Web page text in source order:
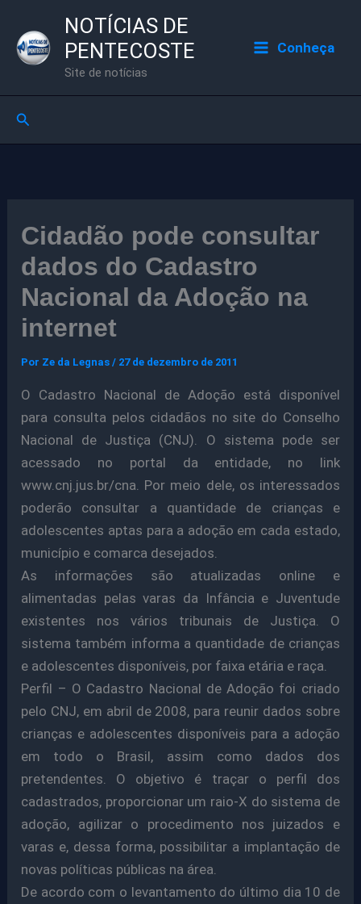
para
NOTÍCIAS DE
PENTECOSTE
Site de notícias
Conheça
Pesquisar
Cidadão pode consultar
dados do Cadastro
Nacional da Adoção na
internet
Por Ze da Legnas/ 27 de dezembro de 2011
O Cadastro Nacional de Adoção está disponível
para consulta pelos cidadãos no site do Conselho
Nacional de Justiça (CNJ). O sistema pode ser
acessado no portal da entidade, no link
www.cnj.jus.br/cna. Por meio dele, os interessados
poderão consultar a quantidade de crianças e
adolescentes aptas para a adoção em cada estado,
município e comarca desejados.
As informações são atualizadas online e
alimentadas pelas varas da Infância e Juventude
existentes nos vários tribunais de Justiça. O
sistema também informa a quantidade de crianças
e adolescentes disponíveis, por faixa etária e raça.
Perfil – O Cadastro Nacional de Adoção foi criado
pelo CNJ, em abril de 2008, para reunir dados sobre
crianças e adolescentes disponíveis para a adoção
em todo o Brasil, assim como dados dos
pretendentes. O objetivo é traçar o perfil dos
cadastrados, proporcionar um raio-X do sistema de
adoção, agilizar o procedimento nos juizados e
varas e, dessa forma, possibilitar a implantação de
novas políticas públicas na área.
De acordo com o levantamento do último dia 10 de